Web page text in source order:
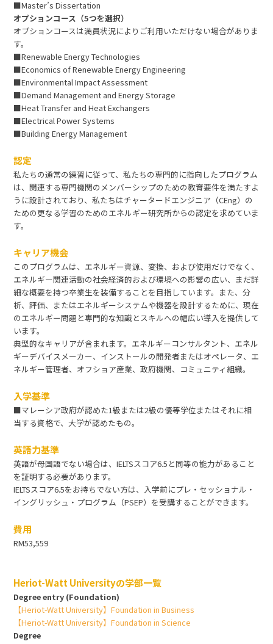
■Master’s Dissertation
オプションコース（5つを選択）
オプションコースは満員状況によりご利用いただけない場合がありま
す。
■Renewable Energy Technologies
■Economics of Renewable Energy Engineering
■Environmental Impact Assessment
■Demand Management and Energy Storage
■Heat Transfer and Heat Exchangers
■Electrical Power Systems
■Building Energy Management
認定
私たちの通常の練習に従って、私たちの専門的に指向したプログラム
は、関連する専門機関のメンバーシップのための教育要件を満たすよ
うに設計されており、私たちはチャータードエンジニア（CEng）の
ための更なる学習のためのエネルギー研究所からの認定を求めていま
す。
キャリア機会
このプログラムは、エネルギー資源、変換、および使用だけでなく、
エネルギー関連活動の社会経済的および環境への影響の広い、まだ詳
細な概要を持つ卒業生を装備することを目指しています。また、分
析、評価、またはエネルギーシステムや機器を設計するために、現在
のエネルギー問題と専門的な知識とスキルへの幅広い導入を提供して
います。
典型的なキャリアが含まれます。エネルギーコンサルタント、エネル
ギーデバイスメーカー、インストールの開発者またはオペレータ、エ
ネルギー管理者、オフショア産業、政府機関、コミュニティ組織。
入学基準
■マレーシア政府が認めた1級または2級の優等学位またはそれに相
当する資格で、大学が認めたもの。
英語力基準
英語が母国語でない場合は、IELTSスコア6.5と同等の能力があること
を証明する必要があります。
IELTSスコア6.5をお持ちでない方は、入学前にプレ・セッショナル・
イングリッシュ・プログラム（PSEP）を受講することができます。
費用
RM53,559
Heriot-Watt Universityの学部一覧
Degree entry (Foundation)
【Heriot-Watt University】Foundation in Business
【Heriot-Watt University】Foundation in Science
Degree